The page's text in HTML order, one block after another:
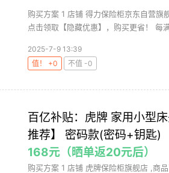
购买方案 1 店铺 得力保险柜京东自营
点击领取【隐藏优惠】，购买更省！ 每
2025-7-9 13:39
值！ +0
不值 -0
百亿补贴：虎牌 家用小型
推荐】 密码款(密码+钥匙)
168元（晒单返20元后）
购买方案 1 店铺 虎牌保险柜旗舰店 ,商